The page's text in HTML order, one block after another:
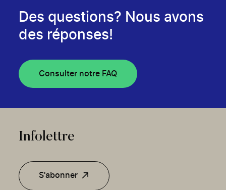
Des questions? Nous avons
des réponses!
Consulter notre FAQ
Infolettre
S'abonner